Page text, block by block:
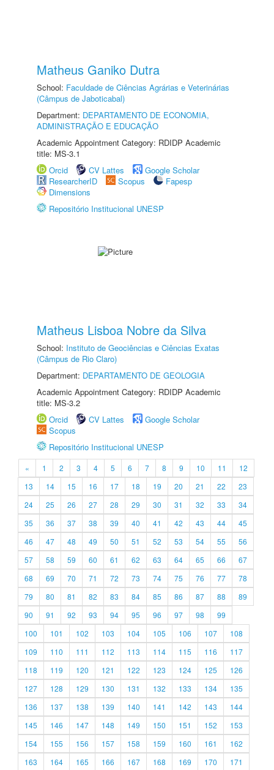
Matheus Ganiko Dutra
School: Faculdade de Ciências Agrárias e Veterinárias
(Câmpus de Jaboticabal)
Department: DEPARTAMENTO DE ECONOMIA,
ADMINISTRAÇÃO E EDUCAÇÃO
Academic Appointment Category: RDIDP Academic
title: MS-3.1
Orcid
CV Lattes
Google Scholar
ResearcherID
Scopus
Fapesp
Dimensions
Repositório Institucional UNESP
Matheus Lisboa Nobre da Silva
School: Instituto de Geociências e Ciências Exatas
(Câmpus de Rio Claro)
Department: DEPARTAMENTO DE GEOLOGIA
Academic Appointment Category: RDIDP Academic
title: MS-3.2
Orcid
CV Lattes
Google Scholar
Scopus
Repositório Institucional UNESP
« 1 2 3 4 5 6 7 8 9 10 11
12
13
14 15 16 17 18 19 20 21 22
23
24
25 26 27 28 29 30 31 32 33
34
35
36 37 38 39 40 41 42 43 44
45
46
47 48 49 50 51 52 53 54 55
56
57
58 59 60 61 62 63 64 65 66
67
68
69 70 71 72 73 74 75 76 77
78
79
80 81 82 83 84 85 86 87 88
89
90
91 92 93 94 95 96 97 98
99
100
101 102 103 104 105 106 107
108
109
110 111 112 113 114 115 116
117
118
119 120 121 122 123 124 125
126
127
128 129 130 131 132 133 134
135
136
137 138 139 140 141 142 143
144
145
146 147 148 149 150 151 152
153
154
155 156 157 158 159 160 161
162
163
164 165 166 167 168 169 170
171